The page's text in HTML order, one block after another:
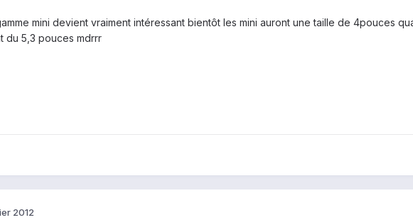
mini devient vraiment intéressant bientôt les mini auront une taille de 4pouces
du 5,3 pouces mdrrr
2012